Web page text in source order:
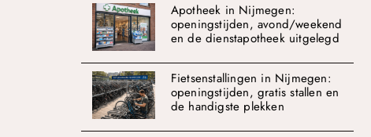
Apotheek in Nijmegen:
openingstijden, avond/weekend
en de dienstapotheek uitgelegd
Fietsenstallingen in Nijmegen:
openingstijden, gratis stallen en
de handigste plekken